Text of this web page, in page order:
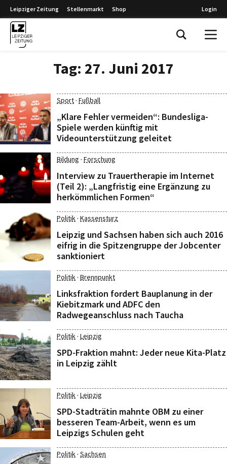
Leipziger Zeitung Stellenmarkt Shop Login
Tag: 27. Juni 2017
Sport· Fußball
„Klare Fehler vermeiden“: Bundesliga-
Spiele werden künftig mit
Videounterstützung geleitet
Bildung · Forschung
Interview zu Trauertherapie im Internet
(Teil 2): „Langfristig eine Ergänzung zu
herkömmlichen Formen“
Politik· Kassensturz
Leipzig und Sachsen haben sich auch 2016
eifrig in die Spitzengruppe der Jobcenter
sanktioniert
Politik· Brennpunkt
Linksfraktion fordert Bauplanung in der
Kiebitzmark und ADFC den
Radwegeanschluss nach Taucha
Politik· Leipzig
SPD-Fraktion mahnt: Jeder neue Kita-Platz
in Leipzig zählt
Politik· Leipzig
SPD-Stadträtin mahnte OBM zu einer
besseren Team-Arbeit, wenn es um
Leipzigs Schulen geht
Politik· Sachsen